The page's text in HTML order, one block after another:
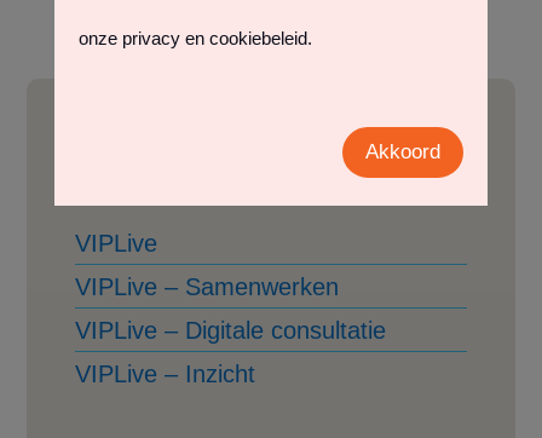
Gerelateerde pagina’s
VIPLive
VIPLive – Samenwerken
VIPLive – Digitale consultatie
VIPLive – Inzicht
onze privacy en cookiebeleid.
Akkoord